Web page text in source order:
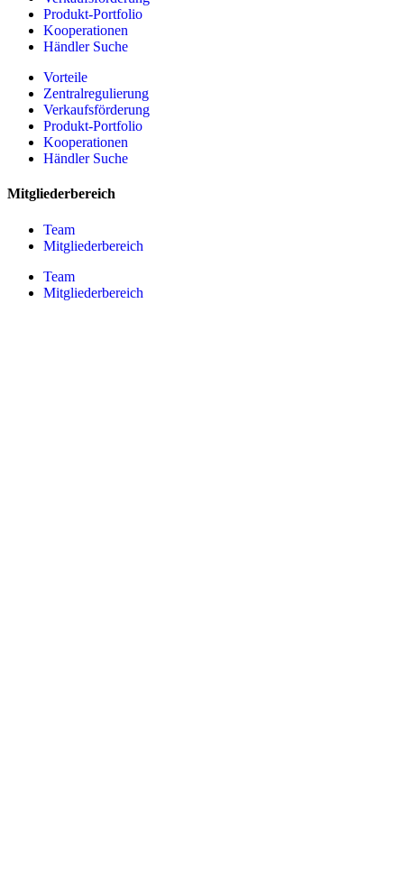
Produkt-Portfolio
Kooperationen
Händler Suche
Vorteile
Zentralregulierung
Verkaufsförderung
Produkt-Portfolio
Kooperationen
Händler Suche
Mitgliederbereich
Team
Mitgliederbereich
Team
Mitgliederbereich